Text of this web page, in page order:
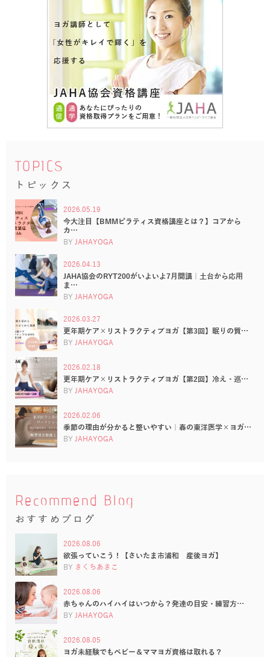
TOPICS
トピックス
2026.05.19
今大注目【BMMピラティス資格講座とは？】コアから
カ…
BY JAHAYOGA
2026.04.13
JAHA協会のRYT200がいよいよ7月開講｜土台から応用
ま…
BY JAHAYOGA
2026.03.27
更年期ケア×リストラクティブヨガ【第3回】眠りの質…
BY JAHAYOGA
2026.02.18
更年期ケア×リストラクティブヨガ【第2回】冷え・巡…
BY JAHAYOGA
2026.02.06
季節の理由が分かると整いやすい｜春の東洋医学×ヨガ…
BY JAHAYOGA
Recommend Blog
おすすめブログ
2026.08.06
欲張っていこう！【さいたま市浦和 産後ヨガ】
BY きくちあきこ
2026.08.06
赤ちゃんのハイハイはいつから？発達の目安・練習方…
BY JAHAYOGA
2026.08.05
ヨガ未経験でもベビー＆ママヨガ資格は取れる？